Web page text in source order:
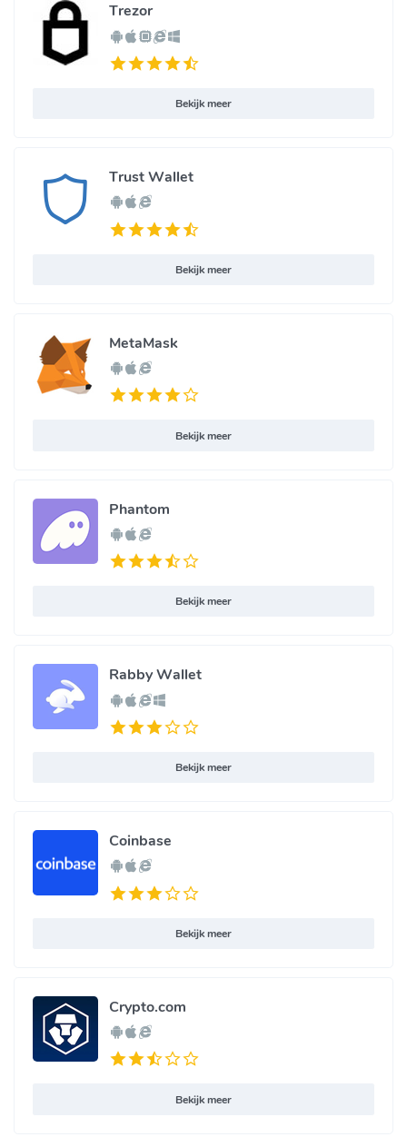
Trezor
Bekijk meer
Trust Wallet
Bekijk meer
MetaMask
Bekijk meer
Phantom
Bekijk meer
Rabby Wallet
Bekijk meer
Coinbase
Bekijk meer
Crypto.com
Bekijk meer